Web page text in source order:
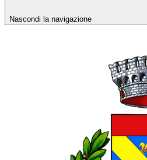
Nascondi la navigazione